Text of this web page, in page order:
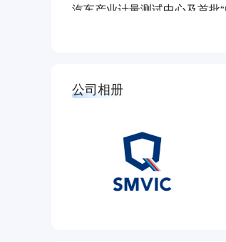
汽车产业计量测试中心及首批“
自2016年“事转企”改制以来
业性的服务满足客户需求。在
性能试验能力。能够承担产
检测设备开发、技术咨询及
台，可满足智能网联汽车通
用开发提供技术支持；同时
面对未来智能互联时代的挑
公司相册